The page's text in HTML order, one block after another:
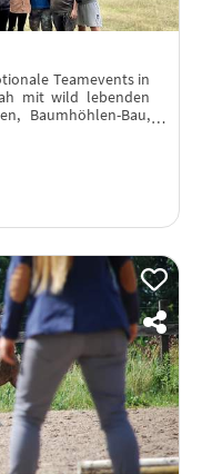
Teamevents in
mit wild lebenden
Baumhöhlen-Bau,